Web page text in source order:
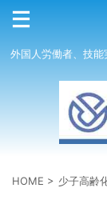
外国人労働者、技
HOME > 少子高齢